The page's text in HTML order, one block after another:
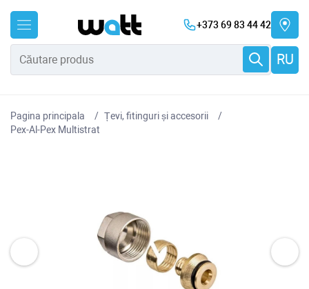
+373 69 83 44 42
RU
Pagina principala
Țevi, fitinguri și accesorii
Pex-Al-Pex Multistrat